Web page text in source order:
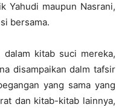
Yahudi maupun Nasrani,
bersama.
dalam kitab suci mereka,
disampaikan dalm tafsir
yang sama yang
dan kitab-kitab lainnya,